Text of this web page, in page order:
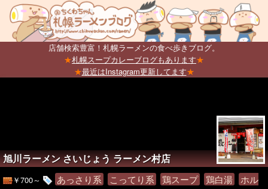
店舗検索豊富！札幌ラーメンの食べ歩きブログ。
★札幌スープカレーブログもあります★
★最近はInstagram更新してます★
旭川ラーメン さいじょう ラーメン村店
￥700～ あっさり系 こってり系 鶏スープ 鶏白湯
ホル